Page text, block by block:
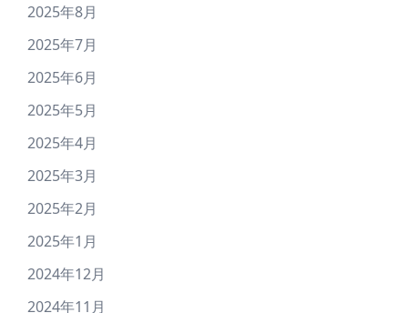
2025年8月
2025年7月
2025年6月
2025年5月
2025年4月
2025年3月
2025年2月
2025年1月
2024年12月
2024年11月